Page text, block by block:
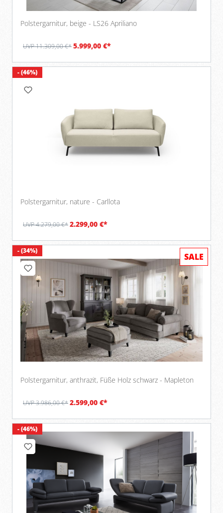
Polstergarnitur, beige - LS26 Apriliano
UVP 11.309,00 €*5.999,00 €*
- (46%)
Polstergarnitur, nature - Carllota
UVP 4.279,00 €*2.299,00 €*
- (34%)
Polstergarnitur, anthrazit, Füße Holz schwarz - Mapleton
UVP 3.986,00 €*2.599,00 €*
SALE
- (46%)